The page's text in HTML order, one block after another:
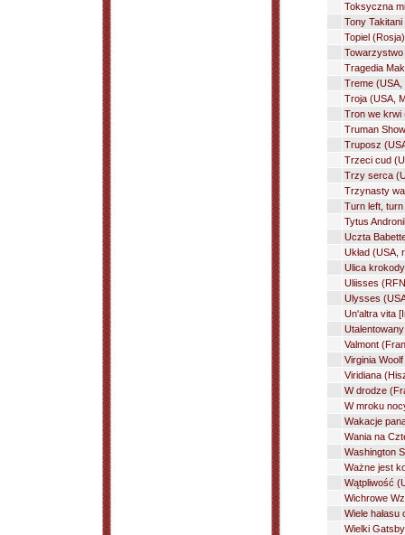
Toksyczna
Tony
Topiel (Rosja)
Towarzystwo
Tragedia
Treme
Troja (USA,
Tron we krwi
Truman
Truposz
Trzeci cud
Trzy serca
Trzynasty
Turn left,
Tytus
Uczta
Układ (USA,
Ulica
Uliisses
Ulysses
Un'altra vita
Valmont
Virginia
Viridiana
W drodze
W mroku
Wakacje
Wania na
Washington
Ważne jest
Wątpliwość
Wichrowe
Wiele
Wielki